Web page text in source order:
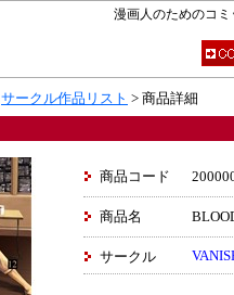
漫画人のためのコ
サークル作品リスト > 商品詳細
商品コード
商品名
サークル